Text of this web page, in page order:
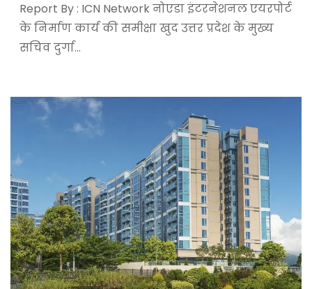
Report By : ICN Network नोएडा इंटरनेशनल एयरपोर्ट
के निर्माण कार्य की समीक्षा खुद उत्तर प्रदेश के मुख्य
सचिव दुर्गा…